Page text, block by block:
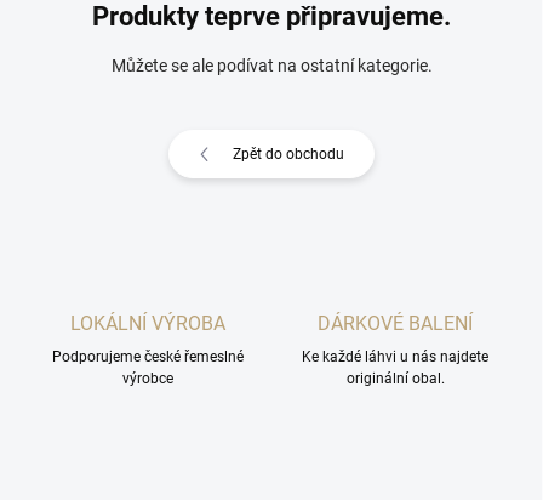
Produkty teprve připravujeme.
Můžete se ale podívat na ostatní kategorie.
Zpět do obchodu
LOKÁLNÍ VÝROBA
Podporujeme české řemeslné
výrobce
DÁRKOVÉ BALENÍ
Ke každé láhvi u nás najdete
originální obal.